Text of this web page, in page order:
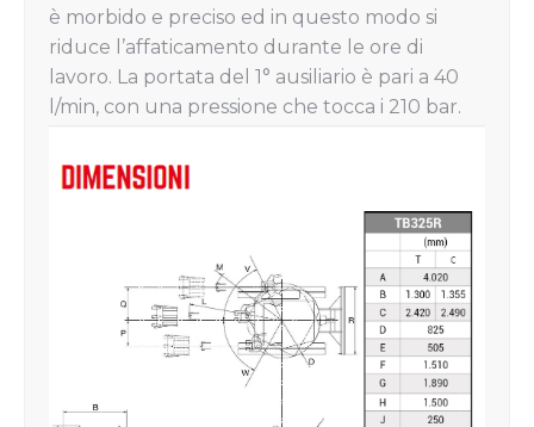
è morbido e preciso ed in questo modo si
riduce l’affaticamento durante le ore di
lavoro. La portata del 1° ausiliario è pari a 40
l/min, con una pressione che tocca i 210 bar.